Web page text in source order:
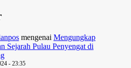
mengenai Mengungkap
Sejarah Pulau Penyengat di
- 23:35